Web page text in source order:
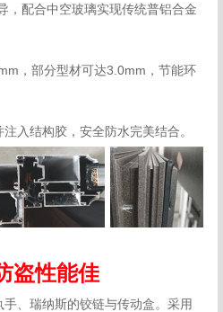
，配合中空玻璃实现传统普铝合金
，部分型材可达3.0mm，节能环
入结构胶，安全防水完美结合。
盗性能佳
、瑞纳斯的铰链与传动盒。采用